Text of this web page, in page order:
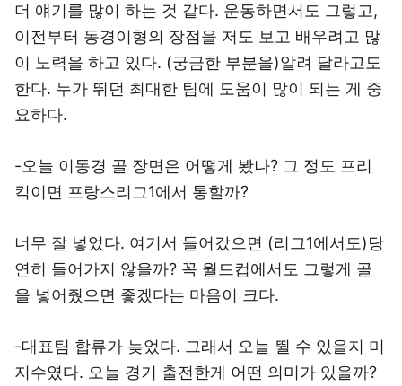
더 얘기를 많이 하는 것 같다. 운동하면서도 그렇고,
이전부터 동경이형의 장점을 저도 보고 배우려고 많
이 노력을 하고 있다. (궁금한 부분을)알려 달라고도
한다. 누가 뛰던 최대한 팀에 도움이 많이 되는 게 중
요하다.
-오늘 이동경 골 장면은 어떻게 봤나? 그 정도 프리
킥이면 프랑스리그1에서 통할까?
너무 잘 넣었다. 여기서 들어갔으면 (리그1에서도)당
연히 들어가지 않을까? 꼭 월드컵에서도 그렇게 골
을 넣어줬으면 좋겠다는 마음이 크다.
-대표팀 합류가 늦었다. 그래서 오늘 뛸 수 있을지 미
지수였다. 오늘 경기 출전한게 어떤 의미가 있을까?